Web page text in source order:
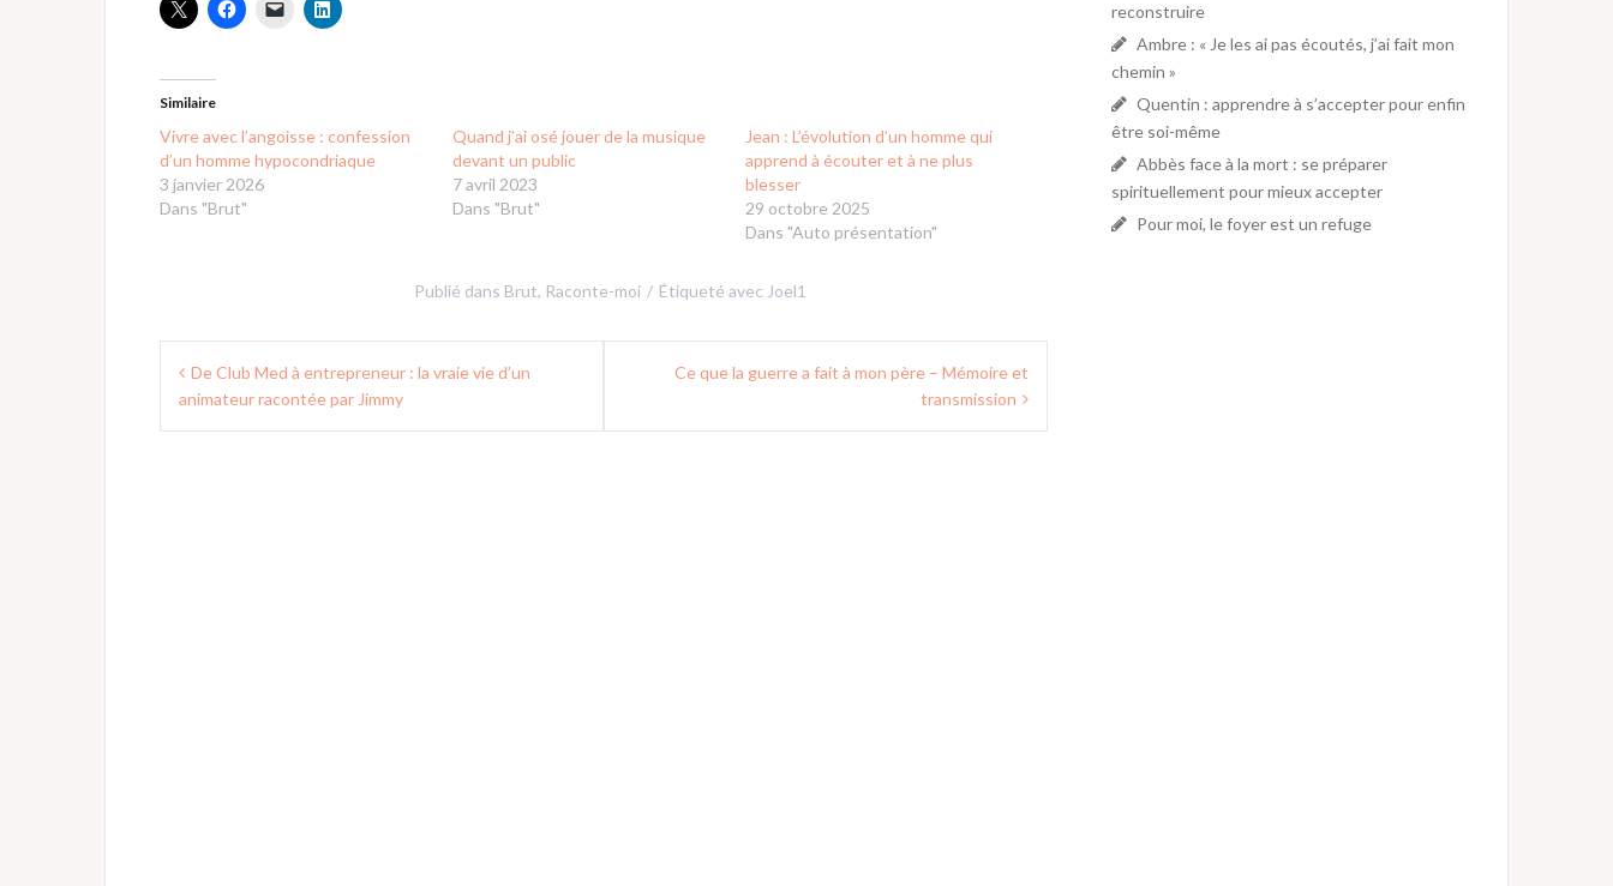
Similaire
Vivre avec l’angoisse : confession
d’un homme hypocondriaque
3 janvier 2026
Dans "Brut"
Quand j’ai osé jouer de la musique
devant un public
7 avril 2023
Dans "Brut"
Jean : L’évolution d’un homme qui
apprend à écouter et à ne plus
blesser
29 octobre 2025
Dans "Auto présentation"
Publié dans Brut, Raconte-moi Étiqueté avec Joel1
Navigation
de De Club Med à entrepreneur : la vraie vie d’un
animateur racontée par Jimmy
Ce que la guerre a fait à mon père – Mémoire et
transmission
reconstruire
Ambre : « Je les ai pas écoutés, j’ai fait mon
chemin »
Quentin : apprendre à s’accepter pour enfin
être soi-même
Abbès face à la mort : se préparer
spirituellement pour mieux accepter
Pour moi, le foyer est un refuge